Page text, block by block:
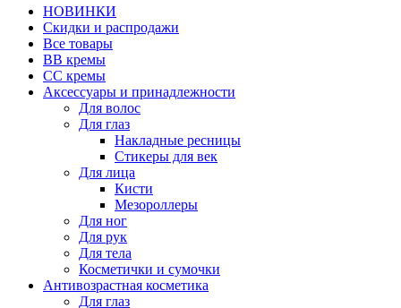
НОВИНКИ
Скидки и распродажи
Все товары
BB кремы
CC кремы
Аксессуары и принадлежности
Для волос
Для глаз
Накладные ресницы
Стикеры для век
Для лица
Кисти
Мезороллеры
Для ног
Для рук
Для тела
Косметички и сумочки
Антивозрастная косметика
Для глаз